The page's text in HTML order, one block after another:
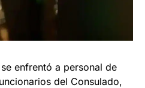
enfrentó a personal de
del Consulado,